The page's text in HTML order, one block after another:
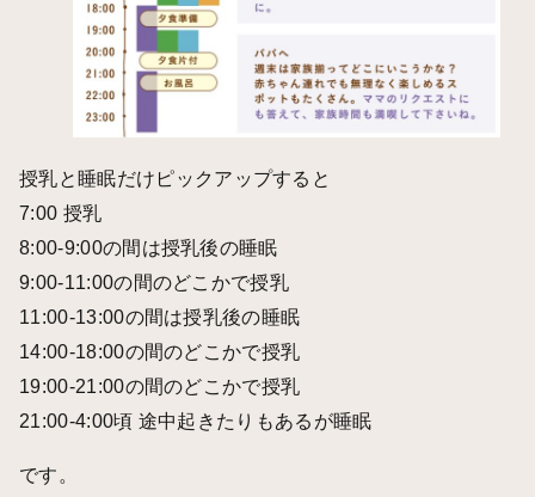
授乳と睡眠だけピックアップすると
7:00 授乳
8:00-9:00の間は授乳後の睡眠
9:00-11:00の間のどこかで授乳
11:00-13:00の間は授乳後の睡眠
14:00-18:00の間のどこかで授乳
19:00-21:00の間のどこかで授乳
21:00-4:00頃 途中起きたりもあるが睡眠
です。